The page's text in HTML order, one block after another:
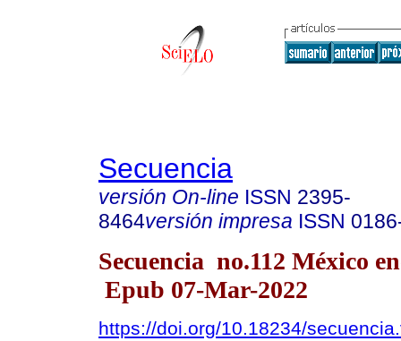
Secuencia
versión On-line ISSN 2395-
8464versión impresa ISSN
Secuencia no.112 México
Epub 07-Mar-2022
https://doi.org/10.18234/